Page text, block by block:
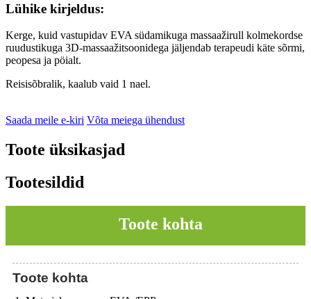
Lühike kirjeldus:
Kerge, kuid vastupidav EVA südamikuga massaažirull kolmekordse
ruudustikuga 3D-massaažitsoonidega jäljendab terapeudi käte sõrmi,
peopesa ja pöialt.
Reisisõbralik, kaalub vaid 1 nael.
Saada meile e-kiri Võta meiega ühendust
Toote üksikasjad
Tootesildid
Toote kohta
Toote kohta